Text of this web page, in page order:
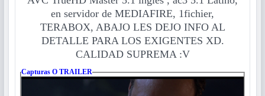
en servidor de MEDIAFIRE, 1fichier,
TERABOX, ABAJO LES DEJO INFO AL
DETALLE PARA LOS EXIGENTES XD.
CALIDAD SUPREMA :V
Capturas O TRAILER